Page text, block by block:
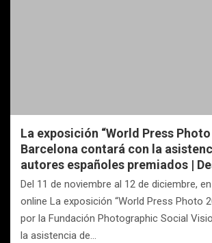
La exposición “World Press Photo
Barcelona contará con la
autores españoles premiados |
Del 11 de noviembre al 12 de diciembre,
online La exposición “World Press Photo
por la Fundación Photographic Social
la asistencia de…